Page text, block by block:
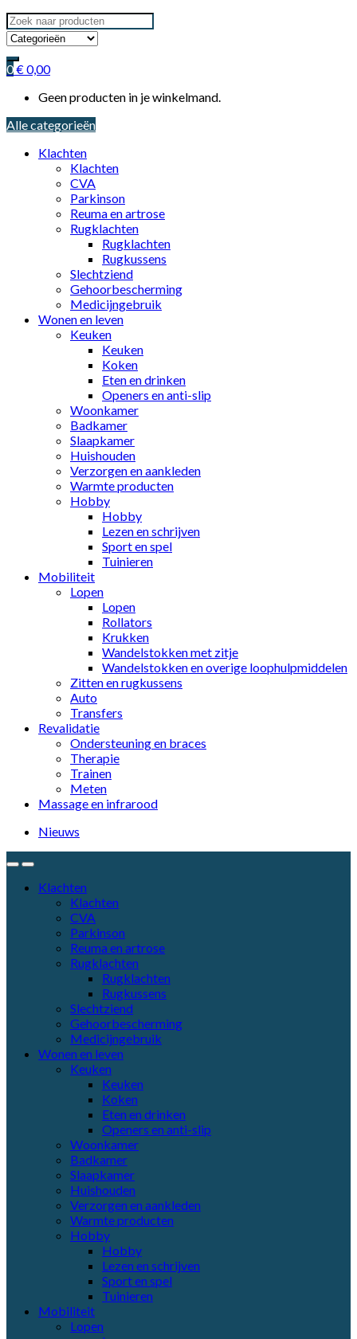
Search
for:
0€0,00
Geen producten in je winkelmand.
Alle categorieën
Klachten
Klachten
CVA
Parkinson
Reuma en artrose
Rugklachten
Rugklachten
Rugkussens
Slechtziend
Gehoorbescherming
Medicijngebruik
Wonen en leven
Keuken
Keuken
Koken
Eten en drinken
Openers en anti-slip
Woonkamer
Badkamer
Slaapkamer
Huishouden
Verzorgen en aankleden
Warmte producten
Hobby
Hobby
Lezen en schrijven
Sport en spel
Tuinieren
Mobiliteit
Lopen
Lopen
Rollators
Krukken
Wandelstokken met zitje
Wandelstokken en overige loophulpmiddelen
Zitten en rugkussens
Auto
Transfers
Revalidatie
Ondersteuning en braces
Therapie
Trainen
Meten
Massage en infrarood
Nieuws
Klachten
Klachten
CVA
Parkinson
Reuma en artrose
Rugklachten
Rugklachten
Rugkussens
Slechtziend
Gehoorbescherming
Medicijngebruik
Wonen en leven
Keuken
Keuken
Koken
Eten en drinken
Openers en anti-slip
Woonkamer
Badkamer
Slaapkamer
Huishouden
Verzorgen en aankleden
Warmte producten
Hobby
Hobby
Lezen en schrijven
Sport en spel
Tuinieren
Mobiliteit
Lopen